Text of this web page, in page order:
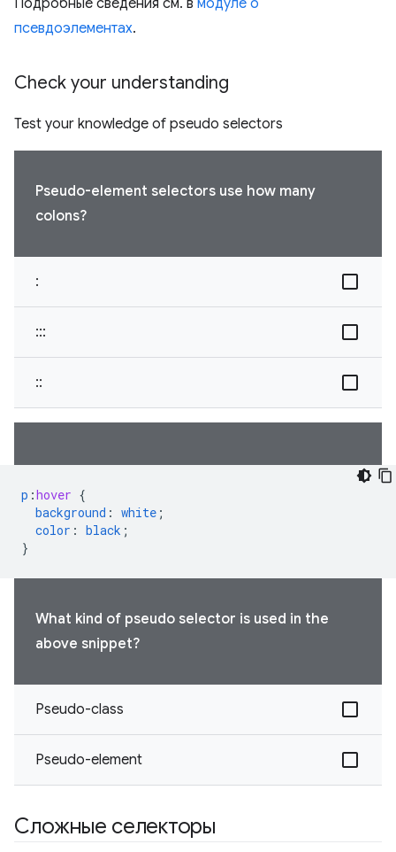
Подробные сведения см. в модуле о
псевдоэлементах.
Check your understanding
Test your knowledge of pseudo selectors
Pseudo-element selectors use how many
colons?
:
:::
::
p :hover {
background : white ;
color : black ;
}
What kind of pseudo selector is used in the
above snippet?
Pseudo-class
Pseudo-element
Сложные селекторы